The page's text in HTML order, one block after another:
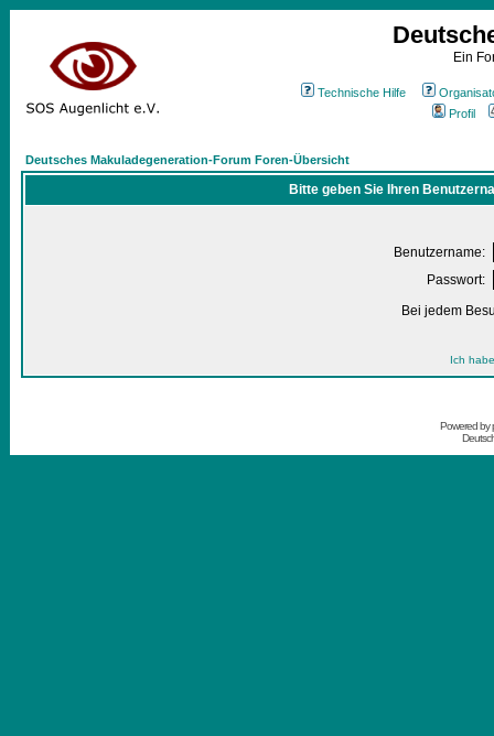
Ein
Technische Hilfe
Profil
Deutsches Makuladegeneration-Forum Foren-Übersicht
Bitte geben Sie Ihren
Benutzername:
Passwort:
Bei jedem
Ich
Powered by